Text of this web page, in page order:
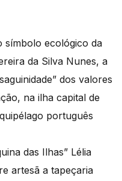
ecológico da
da Silva Nunes, a
dos valores
na ilha capital de
português
das Ilhas” Lélia
artesã a tapeçaria